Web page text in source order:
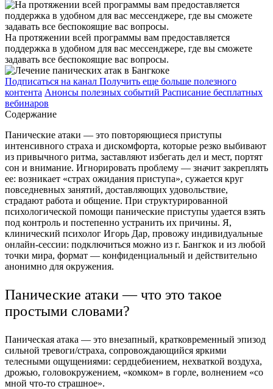
На протяжении всей программы вам предоставляется
поддержка в удобном для вас мессенджере, где вы сможете
задавать все беспокоящие вас вопросы.
Подписаться на канал Получить еще больше полезного
контента Анонсы полезных событий Расписание бесплатных
вебинаров
Содержание
Панические атаки — это повторяющиеся приступы
интенсивного страха и дискомфорта, которые резко выбивают
из привычного ритма, заставляют избегать дел и мест, портят
сон и внимание. Игнорировать проблему — значит закреплять
ее: возникает «страх ожидания приступа», сужается круг
повседневных занятий, доставляющих удовольствие,
страдают работа и общение. При структурированной
психологической помощи панические приступы удается взять
под контроль и постепенно устранить их причины. Я,
клинический психолог Игорь Дар, провожу индивидуальные
онлайн-сессии: подключиться можно из г. Бангкок и из любой
точки мира, формат — конфиденциальный и действительно
анонимно для окружения.
Панические атаки — что это такое
простыми словами?
Паническая атака — это внезапный, кратковременный эпизод
сильной тревоги/страха, сопровождающийся яркими
телесными ощущениями: сердцебиением, нехваткой воздуха,
дрожью, головокружением, «комком» в горле, волнением «со
мной что-то страшное».